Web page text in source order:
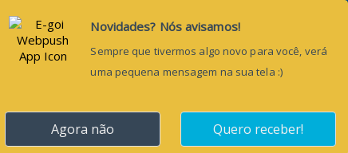
CONTATO Pesquisar...